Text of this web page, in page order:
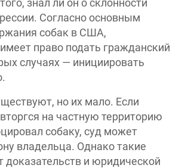
знал ли он о склонности
Согласно основным
собак в США,
право подать гражданский
случаях — инициировать
но их мало. Если
на частную территорию
собаку, суд может
владельца. Однако такие
доказательств и юридической